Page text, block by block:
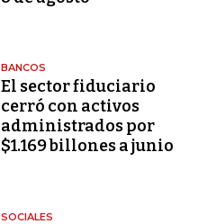
BANCOS
El sector fiduciario
cerró con activos
administrados por
$1.169 billones a junio
SOCIALES